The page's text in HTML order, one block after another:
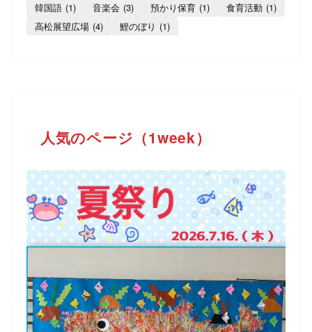
韓国語 (1) 音楽会 (3) 預かり保育 (1) 食育活動 (1)
高松展望広場 (4) 鯉のぼり (1)
人気のページ（1week）